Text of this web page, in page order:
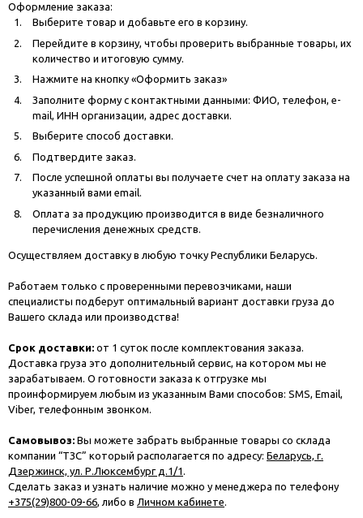
Оформление заказа:
Выберите товар и добавьте его в корзину.
Перейдите в корзину, чтобы проверить выбранные товары, их
количество и итоговую сумму.
Нажмите на кнопку «Оформить заказ»
Заполните форму с контактными данными: ФИО, телефон, e-
mail, ИНН организации, адрес доставки.
Выберите способ доставки.
Подтвердите заказ.
После успешной оплаты вы получаете счет на оплату заказа на
указанный вами email.
Оплата за продукцию производится в виде безналичного
перечисления денежных средств.
Осуществляем доставку в любую точку Республики Беларусь.
Работаем только с проверенными перевозчиками, наши
специалисты подберут оптимальный вариант доставки груза до
Вашего склада или производства!
Срок доставки: от 1 суток после комплектования заказа.
Доставка груза это дополнительный сервис, на котором мы не
зарабатываем. О готовности заказа к отгрузке мы
проинформируем любым из указанным Вами способов: SMS, Email,
Viber, телефонным звонком.
Самовывоз: Вы можете забрать выбранные товары со склада
компании “ТЗС” который располагается по адресу: Беларусь, г.
Дзержинск, ул. Р.Люксембург д.1/1 .
Сделать заказ и узнать наличие можно у менеджера по телефону
+375(29)800-09-66, либо в Личном кабинете.